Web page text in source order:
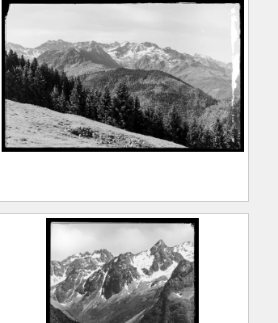
FEUGIER, Albert Marius
(Saint-Marcellin, 1893 –
Allevard, 1962)
Maison Alpine
CE2020.1.244
Vue sur la chaîne du Puy Gris
et glacier du Gleyzin
FEUGIER, Albert Marius
(Saint-Marcellin, 1893 –